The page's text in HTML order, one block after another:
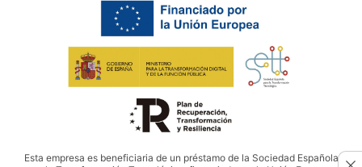
Esta empresa es beneficiaria de un préstamo de la Sociedad Española